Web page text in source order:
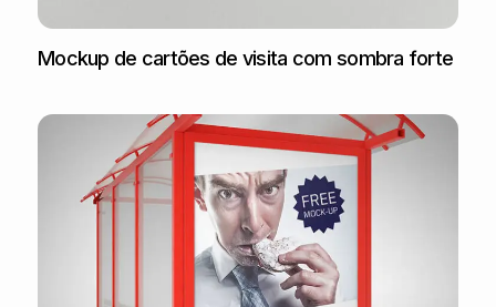
Mockup de cartões de visita com sombra forte